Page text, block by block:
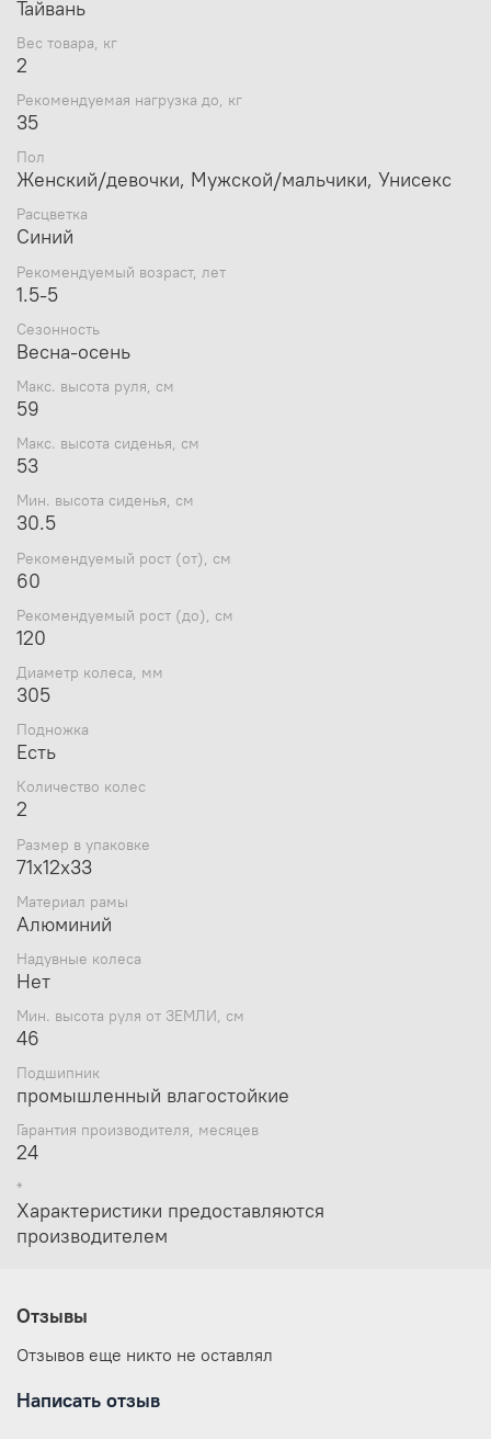
земли. Регулировка сиденья и руля по высоте
производится с помощью быстроразъемного рычага,
без инструментов.
По сравнению с моделями с аналогичными
параметрами, Cruzee UltraLite EVA однозначнчо
для первого транспорта ребёнка, ведь более лёгким
беговелом проще управлять и совершать маневры,
даже по бездорожью. Плюс для родителей - легко
переосить.
Cruzee позаботился и комфорте малыша: удобные
мягкие ручки, удобное регулируемое сиденье,
НЕТ ручного тормоза, для остановки ребёнок
Тайвань
Вес товара, кг
2
Рекомендуемая нагрузка до, кг
35
Пол
Женский/девочки, Мужской/мальчики, Унисекс
Расцветка
Синий
Рекомендуемый возраст, лет
1.5-5
Сезонность
Весна-осень
Макс. высота руля, см
59
Макс. высота сиденья, см
53
Мин. высота сиденья, см
30.5
Рекомендуемый рост (от), см
60
Рекомендуемый рост (до), см
120
Диаметр колеса, мм
305
Подножка
Есть
Количество колес
2
Размер в упаковке
71х12х33
Материал рамы
Алюминий
Надувные колеса
Нет
Мин. высота руля от ЗЕМЛИ, см
46
Подшипник
промышленный влагостойкие
Гарантия производителя, месяцев
24
*
Характеристики предоставляются
производителем
Отзывы
Отзывов еще никто не оставлял
Написать отзыв